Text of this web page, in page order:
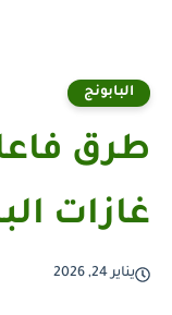
البابونج
طرق
غازات
يناير 24, 2026